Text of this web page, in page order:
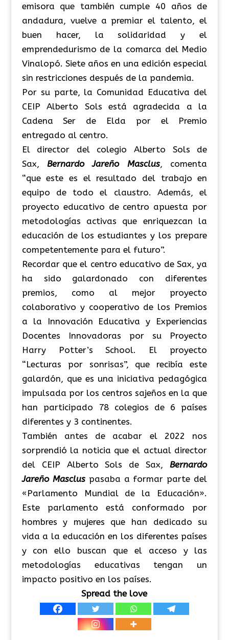
emisora que también cumple 40 años de
andadura, vuelve a premiar el talento, el
buen hacer, la solidaridad y el
emprendedurismo de la comarca del Medio
Vinalopó. Siete años en una edición especial
sin restricciones después de la pandemia.
Por su parte, la Comunidad Educativa del
CEIP Alberto Sols está agradecida a la
Cadena Ser de Elda por el Premio
entregado al centro.
El director del colegio Alberto Sols de
Sax,Bernardo Jareño Masclus, comenta
“que este es el resultado del trabajo en
equipo de todo el claustro. Además, el
proyecto educativo de centro apuesta por
metodologías activas que enriquezcan la
educación de los estudiantes y los prepare
competentemente para el futuro”.
Recordar que el centro educativo de Sax, ya
ha sido galardonado con diferentes
premios, como al mejor proyecto
colaborativo y cooperativo de los Premios
a la Innovación Educativa y Experiencias
Docentes Innovadoras por su Proyecto
Harry Potter’s School. El proyecto
“Lecturas por sonrisas”, que recibía este
galardón, que es una iniciativa pedagógica
impulsada por los centros sajeños en la que
han participado 78 colegios de 6 países
diferentes y 3 continentes.
También antes de acabar el 2022 nos
sorprendió la noticia que el actual director
del CEIP Alberto Sols de Sax,Bernardo
Jareño Mascluspasaba a formar parte del
«Parlamento Mundial de la Educación».
Este parlamento está conformado por
hombres y mujeres que han dedicado su
vida a la educación en los diferentes países
y con ello buscan que el acceso y las
metodologías educativas tengan un
impacto positivo en los países.
Spread the love